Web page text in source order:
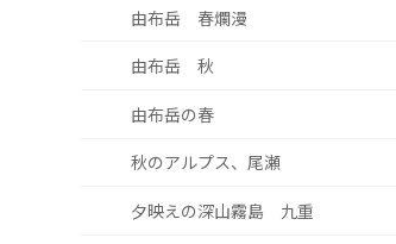
由布岳 春爛漫
由布岳 秋
由布岳の春
秋のアルプス、尾瀬
夕映えの深山霧島 九重